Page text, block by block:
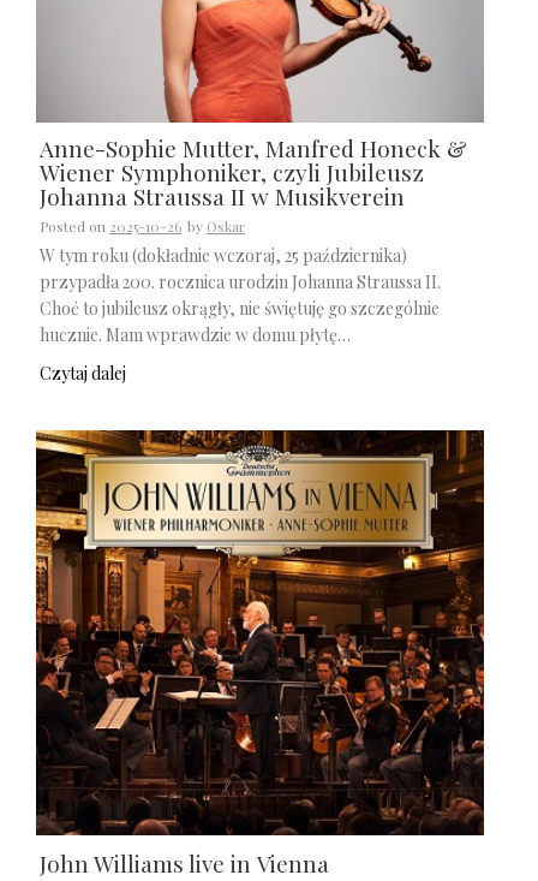
Anne-Sophie Mutter, Manfred Honeck &
Wiener Symphoniker, czyli Jubileusz
Johanna Straussa II w Musikverein
Posted on 2025-10-26 by Oskar
W tym roku (dokładnie wczoraj, 25 października)
przypadła 200. rocznica urodzin Johanna Straussa II.
Choć to jubileusz okrągły, nie świętuję go szczególnie
hucznie. Mam wprawdzie w domu płytę…
Czytaj dalej
John Williams live in Vienna